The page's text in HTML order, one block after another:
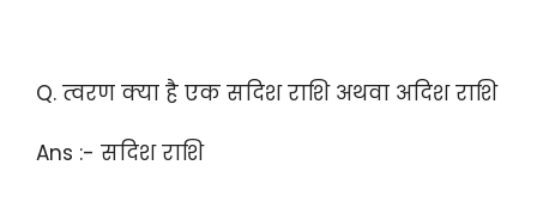
Q. त्वरण क्या है एक सदिश राशि अथवा अदिश राशि
Ans :- सदिश राशि